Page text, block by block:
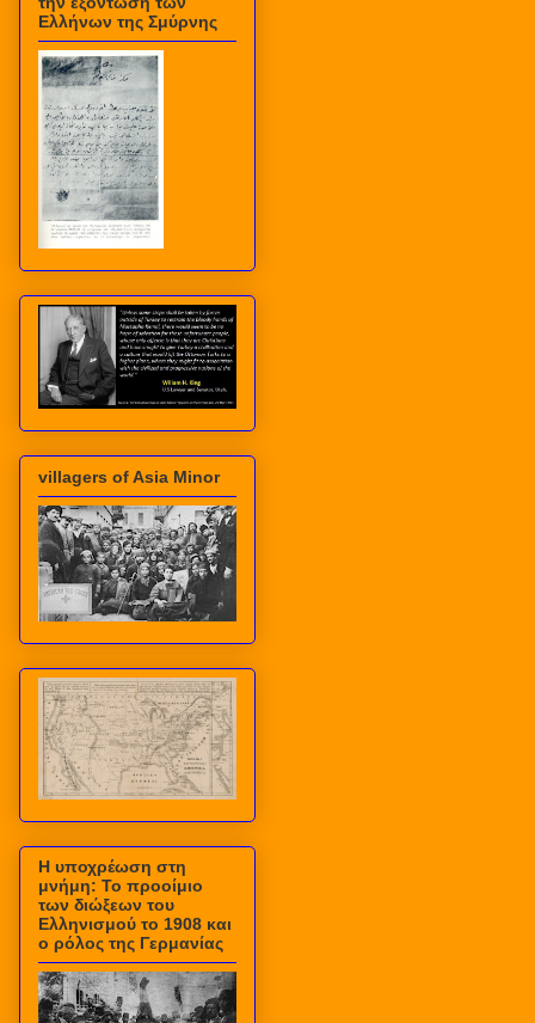
Ελλήνων της Σμύρνης
villagers of Asia Minor
Η υποχρέωση στη
μνήμη: Το προοίμιο
των διώξεων του
Ελληνισμού το 1908 και
ο ρόλος της Γερμανίας